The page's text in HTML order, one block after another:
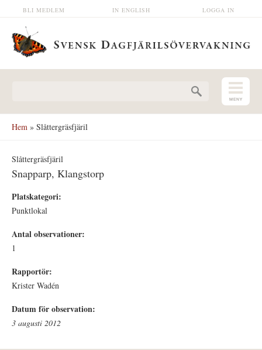
Hoppa till huvudinnehåll LOGGA IN
IN ENGLISH
BLI MEDLEM
Hem » Slåttergräsfjäril
Slåttergräsfjäril
Snapparp, Klangstorp
Platskategori:
Punktlokal
Antal observationer:
1
Rapportör:
Krister Wadén
Datum för observation:
3 augusti 2012